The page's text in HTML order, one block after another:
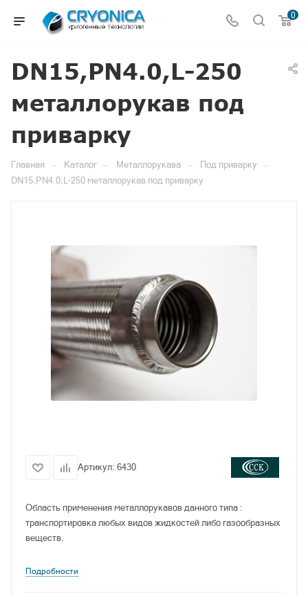
0
DN15,PN4.0,L-250
металлорукав под
приварку
Главная — Каталог — Металлорукава — Под приварку —
DN15,PN4.0,L-250 металлорукав под приварку
Артикул: 6430
Область применения металлорукавов данного типа :
транспортировка любых видов жидкостей либо газообразных
веществ.
Подробности